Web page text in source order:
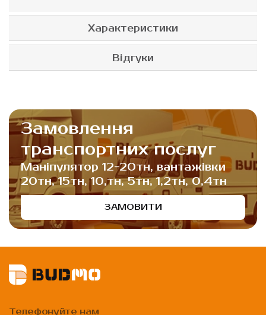
Характеристики
Відгуки
Замовлення
транспортних послуг
Маніпулятор 12-20тн, вантажівки
20тн, 15тн, 10,тн, 5тн, 1,2тн, 0,4тн
ЗАМОВИТИ
Телефонуйте нам